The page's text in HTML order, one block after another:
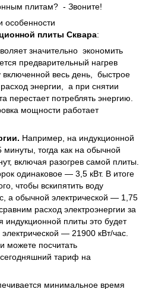
плитам? - Звоните!
особенности
плиты Сквара:
значительно экономить
предварительный нагрев
весь день, быстрое
энергии, а при снятии
перестает потреблять энергию.
мощности работает
Например, на индукционной
минуты, тогда как на обычной
включая разогрев самой плиты.
одинаковое — 3,5 кВт. В итоге
чтобы вскипятить воду
а обычной электрической — 1,75
расход электроэнергии за
индукционной плиты это будет
— 21900 кВт/час.
можете посчитать
тариф на
минимальное время